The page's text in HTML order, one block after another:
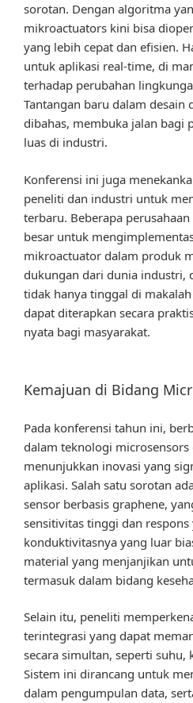
sorotan. Dengan algoritma
mikroactuators kini bisa
yang lebih cepat dan efisien.
untuk aplikasi real-time, di
terhadap perubahan
Tantangan baru dalam desain
dibahas, membuka jalan bagi
luas di industri.
Konferensi ini juga
peneliti dan industri untuk
terbaru. Beberapa
besar untuk
mikroactuator dalam produk
dukungan dari dunia industri,
tidak hanya tinggal di
dapat diterapkan secara
nyata bagi masyarakat.
Kemajuan di Bidang
Pada konferensi tahun ini,
dalam teknologi microsensors
menunjukkan inovasi yang
aplikasi. Salah satu sorotan
sensor berbasis graphene,
sensitivitas tinggi dan
konduktivitasnya yang luar
material yang menjanjikan
termasuk dalam bidang
Selain itu, peneliti
terintegrasi yang dapat
secara simultan, seperti suhu,
Sistem ini dirancang untuk
dalam pengumpulan data,